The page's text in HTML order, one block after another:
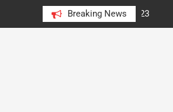
Breaking News
au citit românii în 2023 Cărți